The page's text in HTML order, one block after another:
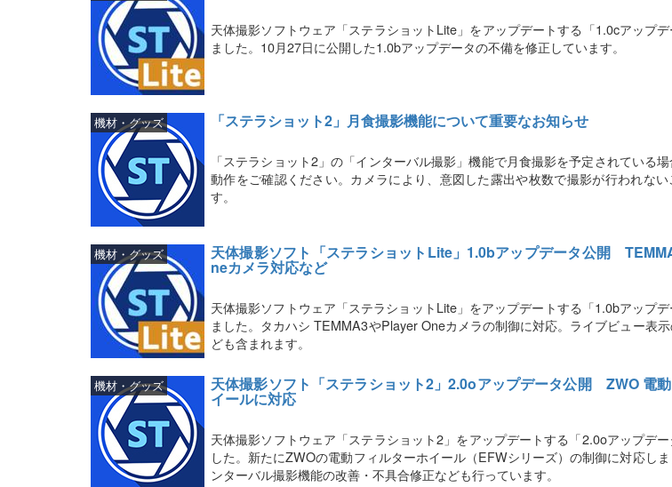
天体撮影ソフトウェア「ステラショットLite」をアップデートする「1.0cアップ
ました。10月27日に公開した1.0bアップデータの不備を修正しています。
「ステラショット2」月食撮影機能について重要なお知らせ
機材・グッズ
「ステラショット2」の「インターバル撮影」機能で月食撮影を予定されている
動作をご確認ください。カメラにより、意図した露出や枚数で撮影が行われない
す。
天体撮影ソフト「ステラショットLite」1.0bアップデータ公開
neカメラ対応など
機材・グッズ
天体撮影ソフトウェア「ステラショットLite」をアップデートする「1.0bアップ
ました。タカハシ TEMMA3やPlayer Oneカメラの制御に対応。ライブビュー表
ども含まれます。
天体撮影ソフト「ステラショット2」2.0oアップデータ公開 ZWO 電
イールに対応
機材・グッズ
天体撮影ソフトウェア「ステラショット2」をアップデートする「2.0oアップデ
した。新たにZWOの電動フィルターホイール（EFWシリーズ）の制御に対応し
ンターバル撮影機能の改善・不具合修正なども行っています。